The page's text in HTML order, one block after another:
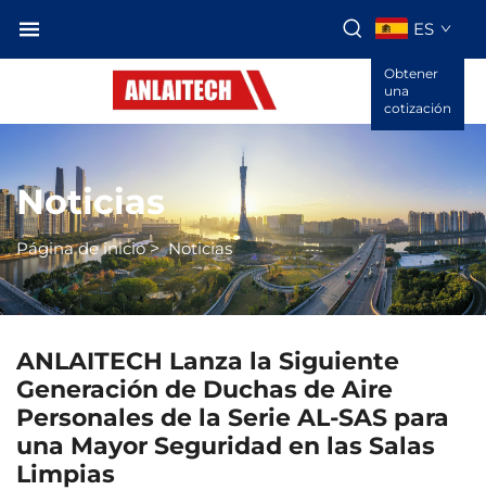
ES
Obtener
una
cotización
Noticias
Página de inicio>Noticias
ANLAITECH Lanza la Siguiente
Generación de Duchas de Aire
Personales de la Serie AL-SAS para
una Mayor Seguridad en las Salas
Limpias